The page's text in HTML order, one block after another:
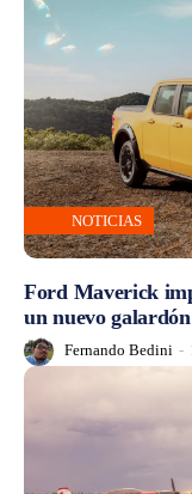
NOTICIAS
Ford Maverick
un nuevo galardón
Fernando Bedini -